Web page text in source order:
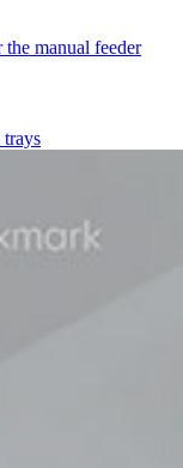
manual feeder